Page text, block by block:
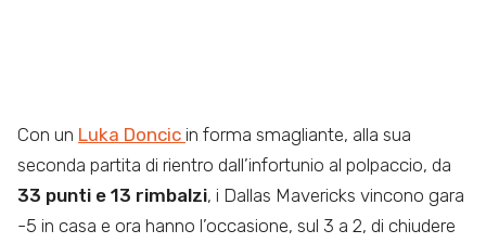
Con un Luka Doncic in forma smagliante, alla sua
seconda partita di rientro dall’infortunio al polpaccio, da
33 punti e 13 rimbalzi, i Dallas Mavericks vincono gara
-5 in casa e ora hanno l’occasione, sul 3 a 2, di chiudere